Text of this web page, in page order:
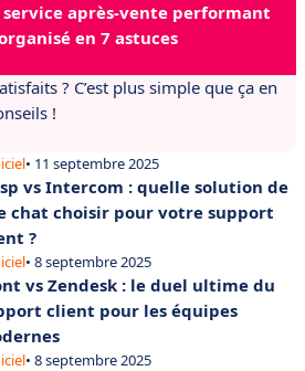
service après-vente performant
en 7 astuces
? C’est plus simple que ça en
!
• 11 septembre 2025
vs Intercom : quelle solution de
chat choisir pour votre support
?
• 8 septembre 2025
vs Zendesk : le duel ultime du
client pour les équipes
• 8 septembre 2025